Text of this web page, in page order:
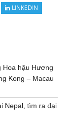
LINKEDIN
Hoa hậu Hương
Kong – Macau
Nepal, tìm ra đại